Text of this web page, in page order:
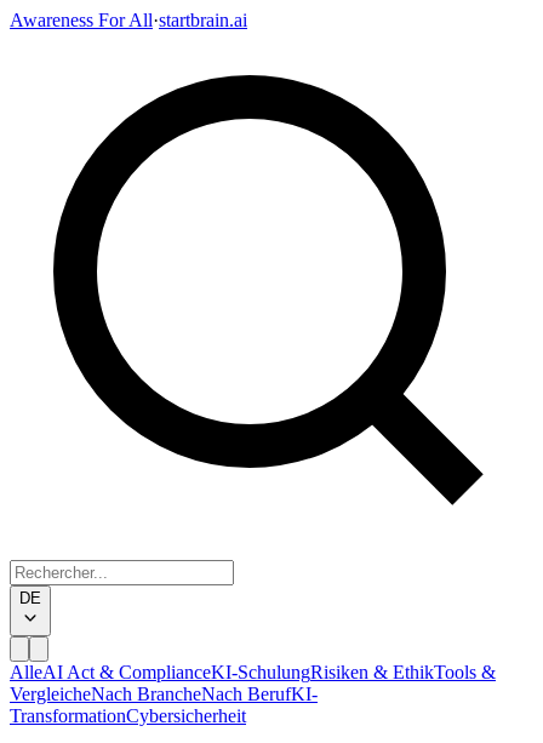
Awareness For All·startbrain.ai
DE
AlleAI Act & ComplianceKI-SchulungRisiken & EthikTools &
VergleicheNach BrancheNach BerufKI-
TransformationCybersicherheit